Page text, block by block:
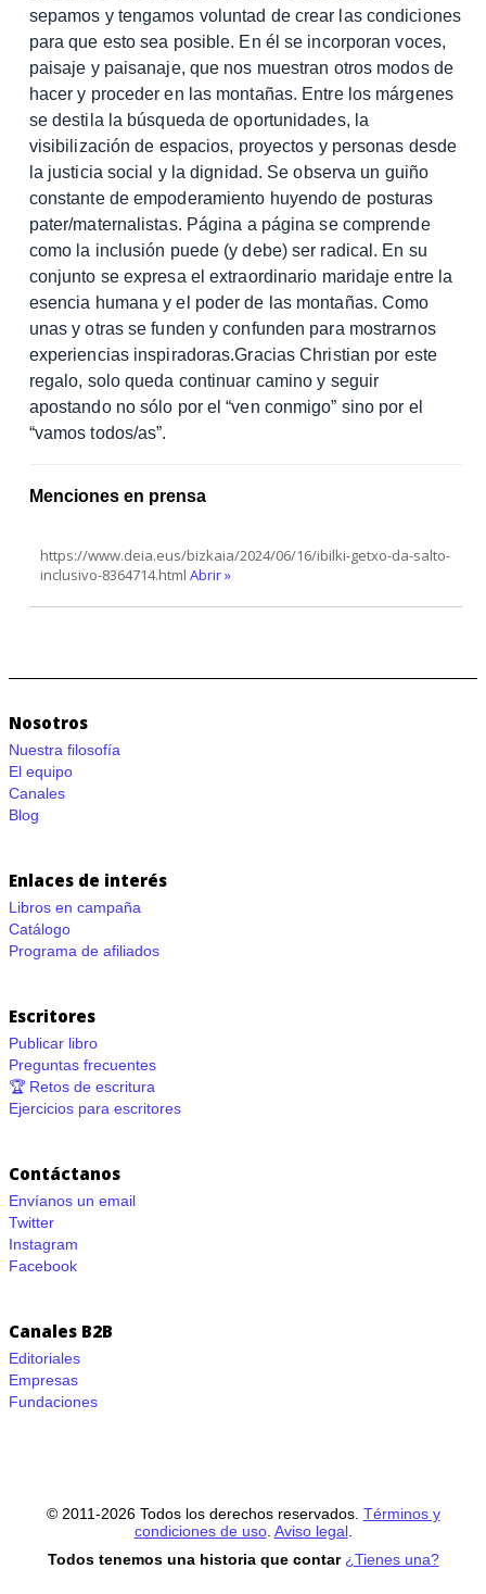
sepamos y tengamos voluntad de crear las condiciones
para que esto sea posible. En él se incorporan voces,
paisaje y paisanaje, que nos muestran otros modos de
hacer y proceder en las montañas. Entre los márgenes
se destila la búsqueda de oportunidades, la
visibilización de espacios, proyectos y personas desde
la justicia social y la dignidad. Se observa un guiño
constante de empoderamiento huyendo de posturas
pater/maternalistas. Página a página se comprende
como la inclusión puede (y debe) ser radical. En su
conjunto se expresa el extraordinario maridaje entre la
esencia humana y el poder de las montañas. Como
unas y otras se funden y confunden para mostrarnos
experiencias inspiradoras.Gracias Christian por este
regalo, solo queda continuar camino y seguir
apostando no sólo por el “ven conmigo” sino por el
“vamos todos/as”.
Menciones en prensa
https://www.deia.eus/bizkaia/2024/06/16/ibilki-getxo-da-salto-
inclusivo-8364714.html Abrir »
Nosotros
Nuestra filosofía
El equipo
Canales
Blog
Enlaces de interés
Libros en campaña
Catálogo
Programa de afiliados
Escritores
Publicar libro
Preguntas frecuentes
🏆 Retos de escritura
Ejercicios para escritores
Contáctanos
Envíanos un email
Twitter
Instagram
Facebook
Canales B2B
Editoriales
Empresas
Fundaciones
© 2011-2026 Todos los derechos reservados. Términos y
condiciones de uso. Aviso legal.
Todos tenemos una historia que contar ¿Tienes una?